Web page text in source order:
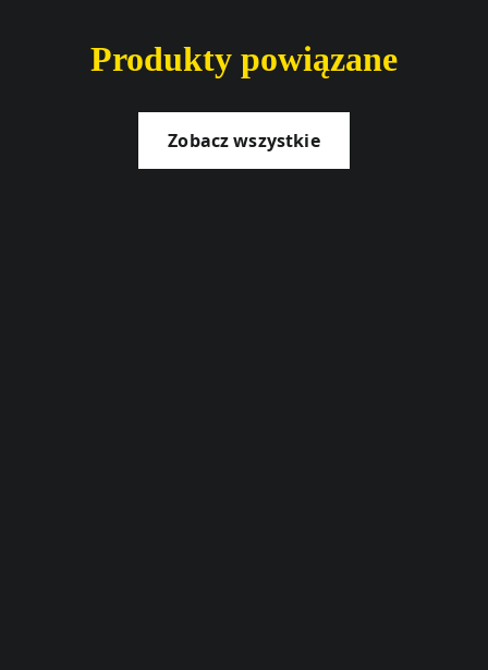
Produkty powiązane
Zobacz wszystkie